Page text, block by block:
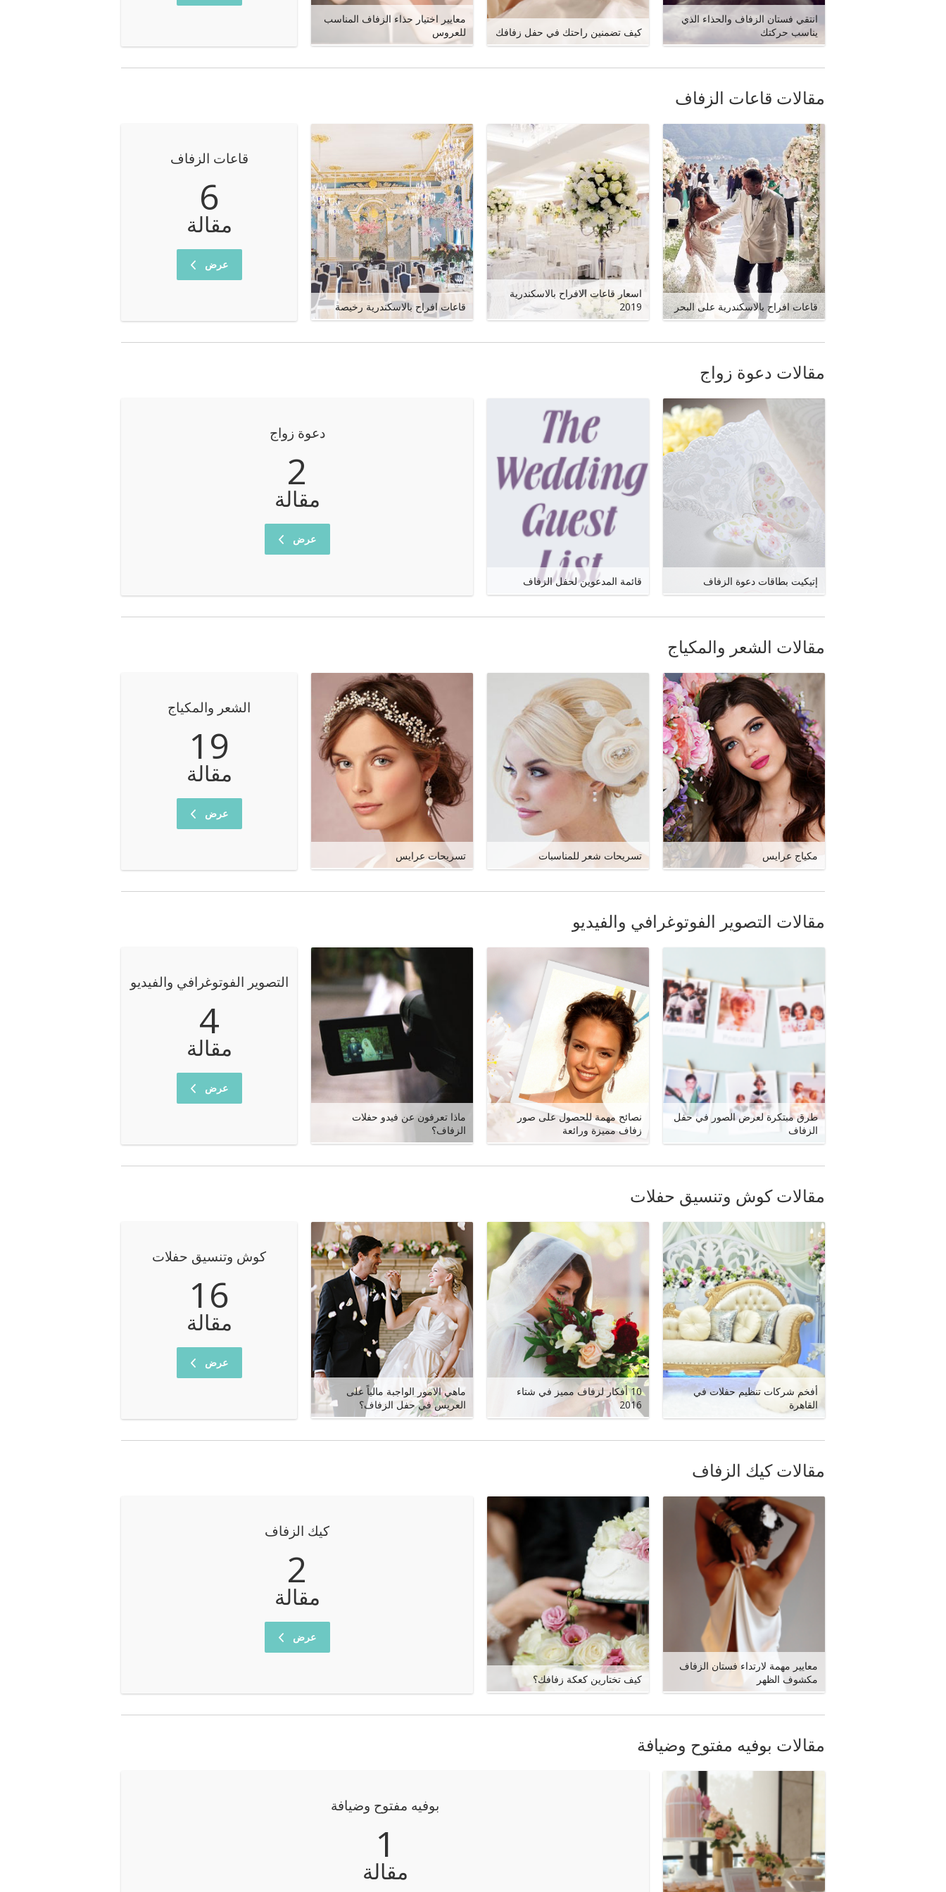
انتقي فستان الزفاف والحذاء الذي
يناسب حركتك
كيف تضمنين راحتك في حفل زفافك
معايير اختيار حذاء الزفاف المناسب
للعروس
مقالات قاعات الزفاف
قاعات افراح بالاسكندرية على البحر
اسعار قاعات الافراح بالاسكندرية
2019
قاعات افراح بالاسكندرية رخيصة
قاعات الزفاف
6
مقالة
عرض
مقالات دعوة زواج
إتيكيت بطاقات دعوة الزفاف قائمة المدعوين لحفل الزفاف
دعوة زواج
2
مقالة
عرض
مقالات الشعر والمكياج
مكياج عرايس تسريحات شعر للمناسبات تسريحات عرايس
الشعر والمكياج
19
مقالة
عرض
مقالات التصوير الفوتوغرافي والفيديو
طرق مبتكرة لعرض الصور في حفل
الزفاف
نصائح مهمة للحصول على صور
زفاف مميزة ورائعة
ماذا تعرفون عن فيدو حفلات
الزفاف؟
التصوير الفوتوغرافي والفيديو
4
مقالة
عرض
مقالات كوش وتنسيق حفلات
أفخم شركات تنظيم حفلات في
القاهرة
10 أفكار لزفاف مميز في شتاء
2016
ماهي الامور الواجبة مالياً على
العريس في حفل الزفاف؟
كوش وتنسيق حفلات
16
مقالة
عرض
مقالات كيك الزفاف
معايير مهمة لارتداء فستان الزفاف
مكشوف الظهر
كيف تختارين كعكة زفافك؟
كيك الزفاف
2
مقالة
عرض
مقالات بوفيه مفتوح وضيافة
بوفيه مفتوح وضيافة
1
مقالة